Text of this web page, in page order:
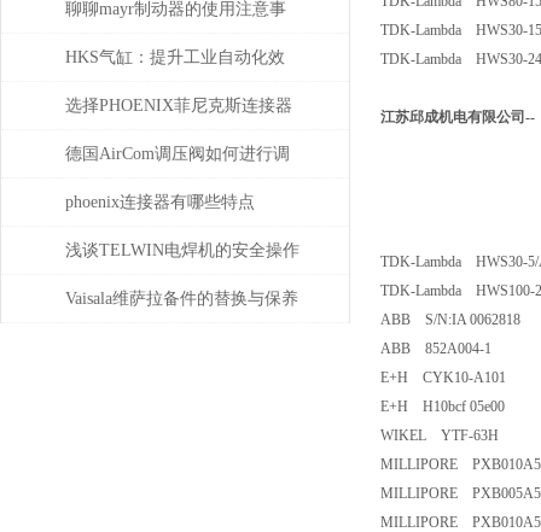
聊聊mayr制动器的使用注意事
项
HKS气缸：提升工业自动化效
率的关键组件
选择PHOENIX菲尼克斯连接器
时需考虑哪些问题？
德国AirCom调压阀如何进行调
压，一分钟了解！
phoenix连接器有哪些特点
浅谈TELWIN电焊机的安全操作
规程及维护保养
Vaisala维萨拉备件的替换与保养
TDK-Lambda HWS30-
TDK-Lambda HWS30-
江苏邱成机电有限公司--
TDK-Lambda HWS30-
TDK-Lambda HWS100-
ABB S/N:IA 0062818
ABB 852A004-1
E+H CYK10-A101
E+H H10bcf 05e00
WIKEL YTF-63H
MILLIPORE PXB010A50
MILLIPORE PXB005A50
MILLIPORE PXB010A50